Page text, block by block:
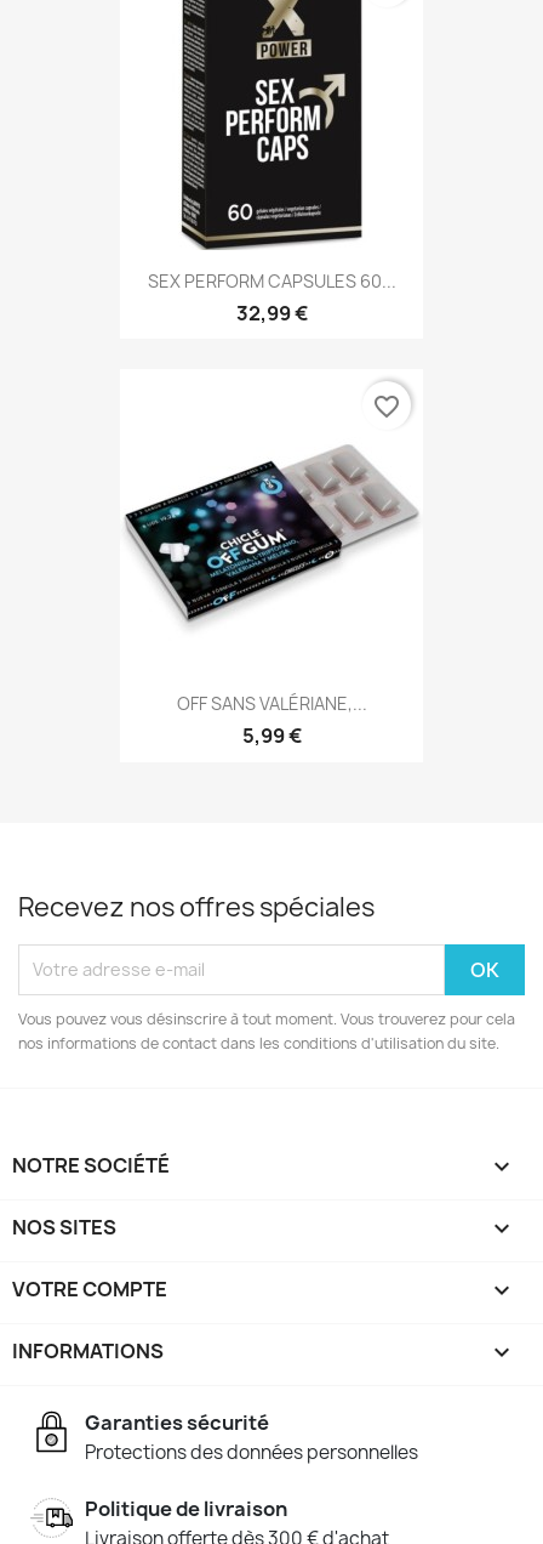
SEX PERFORM CAPSULES 60...
32,99 €
OFF SANS VALÉRIANE,...
5,99 €
favorite_border
Recevez nos offres spéciales
Vous pouvez vous désinscrire à tout moment. Vous trouverez pour cela
nos informations de contact dans les conditions d'utilisation du site.
NOTRE SOCIÉTÉ 
NOS SITES 
VOTRE COMPTE 
INFORMATIONS keyboard_arrow_down
Garanties sécurité
Protections des données personnelles
Politique de livraison
Livraison offerte dès 300 € d'achat